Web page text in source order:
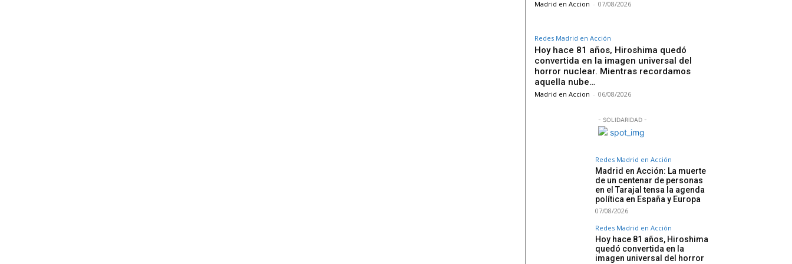
Madrid en Accion - 07/08/2026
Redes Madrid en Acción
Hoy hace 81 años, Hiroshima quedó
convertida en la imagen universal del
horror nuclear. Mientras recordamos
aquella nube…
Madrid en Accion - 06/08/2026
- SOLIDARIDAD -
Redes Madrid en Acción
Madrid en Acción: La muerte
de un centenar de personas
en el Tarajal tensa la agenda
política en España y Europa
07/08/2026
Redes Madrid en Acción
Hoy hace 81 años, Hiroshima
quedó convertida en la
imagen universal del horror